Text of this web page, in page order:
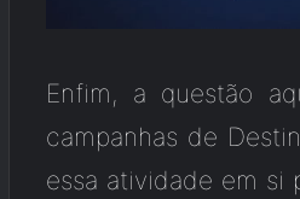
Enfim, a questão
campanhas de
essa atividade em si